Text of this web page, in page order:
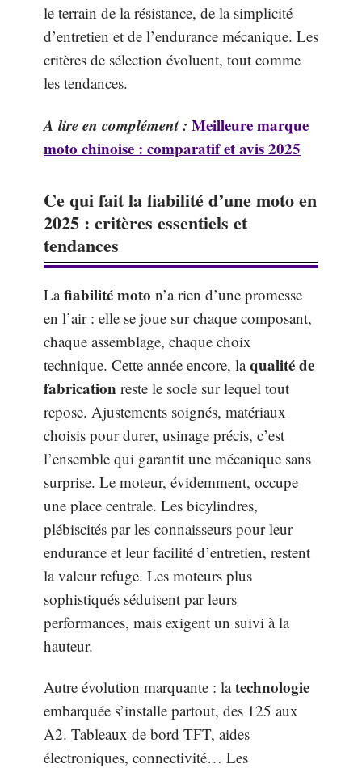
le terrain de la résistance, de la simplicité
d’entretien et de l’endurance mécanique. Les
critères de sélection évoluent, tout comme
les tendances.
A lire en complément : Meilleure marque
moto chinoise : comparatif et avis 2025
Ce qui fait la fiabilité d’une moto en
2025 : critères essentiels et
tendances
Lafiabilité moto n’a rien d’une promesse
en l’air : elle se joue sur chaque composant,
chaque assemblage, chaque choix
technique. Cette année encore, laqualité de
fabrication reste le socle sur lequel tout
repose. Ajustements soignés, matériaux
choisis pour durer, usinage précis, c’est
l’ensemble qui garantit une mécanique sans
surprise. Le moteur, évidemment, occupe
une place centrale. Les bicylindres,
plébiscités par les connaisseurs pour leur
endurance et leur facilité d’entretien, restent
la valeur refuge. Les moteurs plus
sophistiqués séduisent par leurs
performances, mais exigent un suivi à la
hauteur.
Autre évolution marquante : latechnologie
embarquée s’installe partout, des 125 aux
A2. Tableaux de bord TFT, aides
électroniques, connectivité… Les